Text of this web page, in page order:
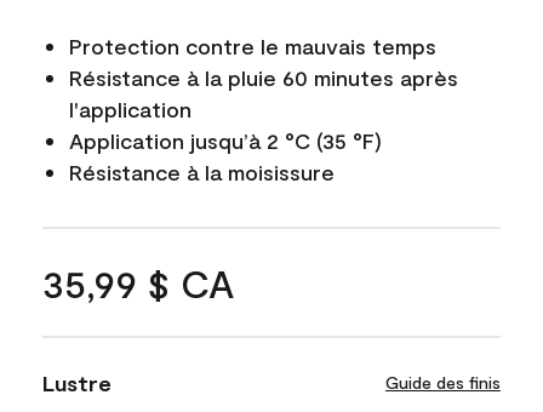
Protection contre le mauvais temps
Résistance à la pluie 60 minutes après
l'application
Application jusqu’à 2 °C (35 °F)
Résistance à la moisissure
35,99 $ CA
Lustre Guide des finis